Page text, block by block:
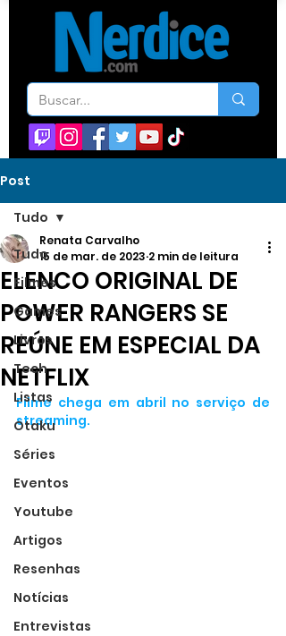
Post
Tudo
Filmes
Games
Livros
Tech
Listas
Otaku
Séries
Eventos
Youtube
Artigos
Resenhas
Notícias
Entrevistas
Tudo
ELENCO ORIGINAL DE
POWER RANGERS SE
REÚNE EM ESPECIAL DA
NETFLIX
Renata Carvalho
15 de mar. de 2023 2 min de leitura
Filme chega em abril no serviço de
streaming.